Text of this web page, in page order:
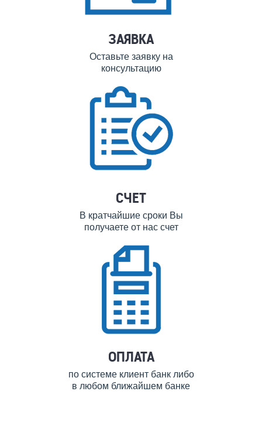
ЗАЯВКА
Оставьте заявку на
консультацию
СЧЕТ
В кратчайшие сроки Вы
получаете от нас счет
ОПЛАТА
по системе клиент банк либо
в любом ближайшем банке